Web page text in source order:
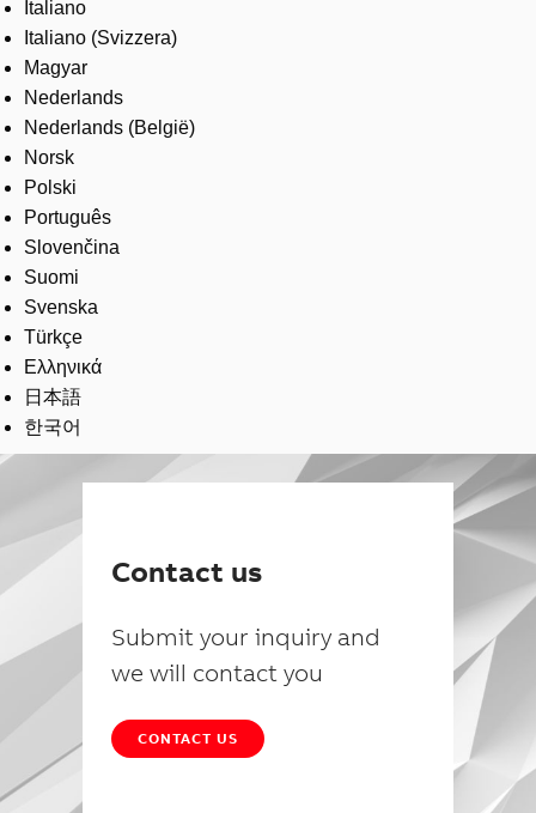
Italiano
Italiano (Svizzera)
Magyar
Nederlands
Nederlands (België)
Norsk
Polski
Português
Slovenčina
Suomi
Svenska
Türkçe
Ελληνικά
日本語
한국어
Contact us
Submit your inquiry and
we will contact you
CONTACT US